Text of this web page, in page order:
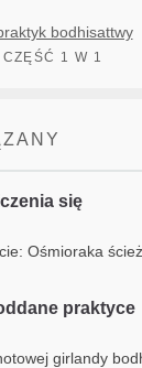
bodhisattwy
CZĘŚĆ 1 W 1
się
Ośmioraka
praktyce
girlandy